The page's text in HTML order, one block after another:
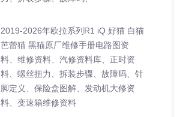
2019-2026年欧拉系列R1 iQ 好猫 白猫
芭蕾猫 黑猫原厂维修手册电路图资
料、维修资料、汽修资料库、正时资
料、螺丝扭力、拆装步骤、故障码、针
脚定义、保险盒图解、发动机大修资
料、变速箱维修资料